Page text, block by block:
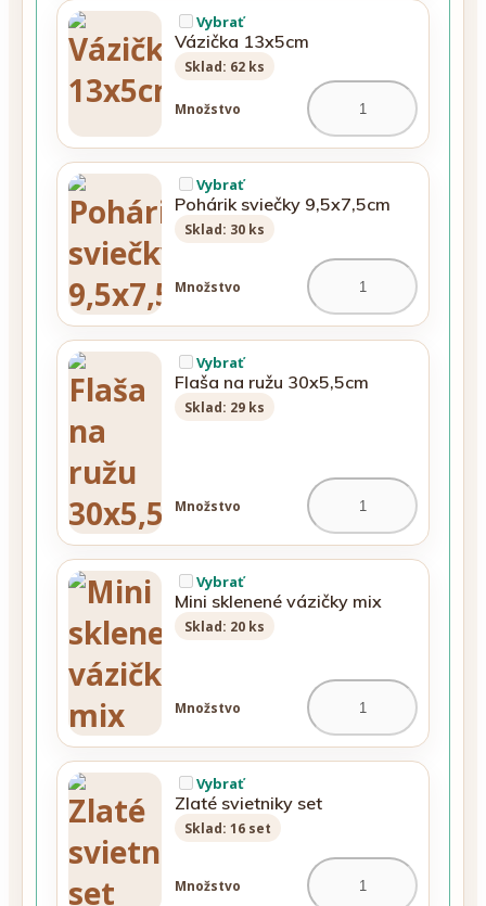
Vybrať
Vázička 13x5cm
Sklad: 62 ks
Množstvo
Vybrať
Pohárik sviečky 9,5x7,5cm
Sklad: 30 ks
Množstvo
Vybrať
Flaša na ružu 30x5,5cm
Sklad: 29 ks
Množstvo
Vybrať
Mini sklenené vázičky mix
Sklad: 20 ks
Množstvo
Vybrať
Zlaté svietniky set
Sklad: 16 set
Množstvo